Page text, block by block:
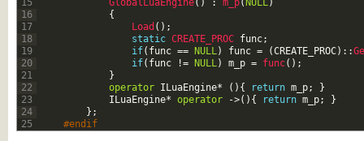
15
16
17
18
19
20
21
22
23
24
25
GlobalLuaEngine( ) : m_p( NULL)
{
Load ( ) ;
static CREATE_PROC func;
if( func == NULL) func = (CREATE_PROC) ::
if( func != NULL) m_p = func( ) ;
}
operator ILuaEngine* ( ) { return m_p;
}
ILuaEngine* operator ->( ) { return m_p;
}
} ;
#endif